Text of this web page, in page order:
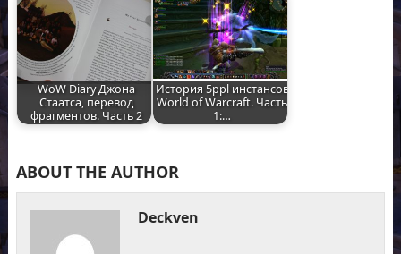
WoW Diary Джона
Стаатса, перевод
фрагментов. Часть 2
История 5ppl инстансов
World of Warcraft. Часть
1:…
ABOUT THE AUTHOR
Deckven